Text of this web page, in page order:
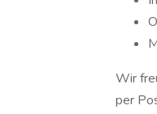
Wir
per